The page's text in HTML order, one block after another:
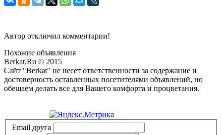
Автор отключил комментарии!
Похожие объявления
Berkat.Ru © 2015
Сайт "Berkat" не несет ответственности за содержание и
достоверность оставленных посетителями объявлений, но
обещаем делать все для Вашего комфорта и процветания.
Email друга